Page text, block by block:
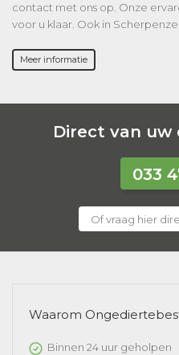
contact met ons op. Onze
voor u klaar. Ook in
Meer informatie
Direct van uw
033
Of vraag hier
Waarom
Binnen 24 uur geholpen